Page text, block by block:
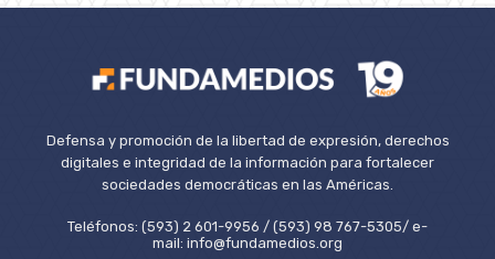
Defensa y promoción de la libertad de expresión, derechos
digitales e integridad de la información para fortalecer
sociedades democráticas en las Américas.
Teléfonos: (593) 2 601-9956 / (593) 98 767-5305/ e-
mail: info@fundamedios.org